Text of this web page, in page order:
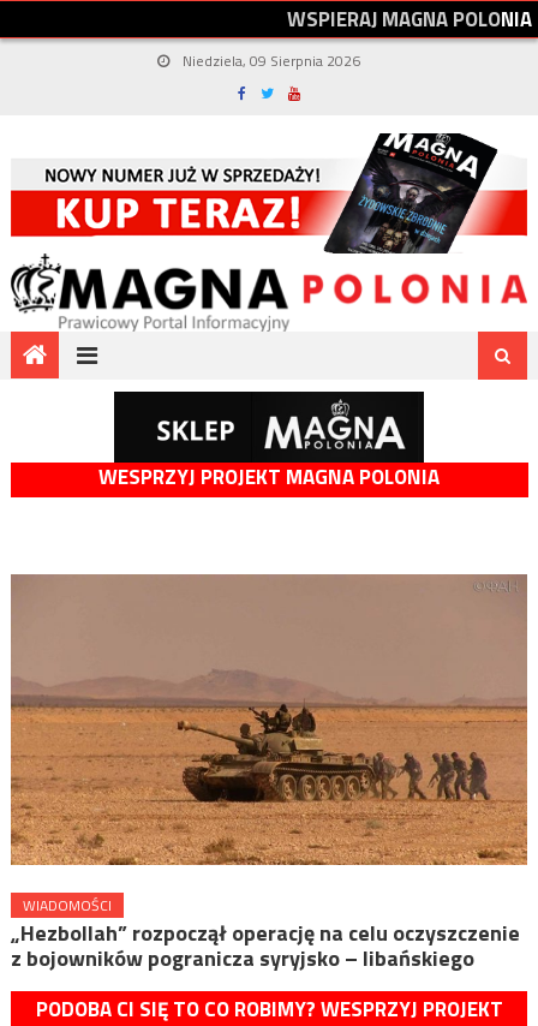
WSPIERAJMAGNAPOLONIA
Niedziela, 09 Sierpnia 2026
WESPRZYJ PROJEKT MAGNA POLONIA
WIADOMOŚCI
„Hezbollah” rozpoczął operację na celu oczyszczenie
z bojowników pogranicza syryjsko – libańskiego
PODOBA CI SIĘ TO CO ROBIMY? WESPRZYJ PROJEKT